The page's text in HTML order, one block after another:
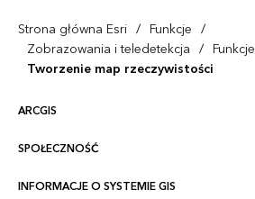
Strona główna Esri / Funkcje /
Zobrazowania i teledetekcja / Funkcje
Tworzenie map rzeczywistości
ARCGIS
ArcGIS — przegląd
Tworzenie map
SPOŁECZNOŚĆ
Społeczność Esri
INFORMACJE O SYSTEMIE GIS